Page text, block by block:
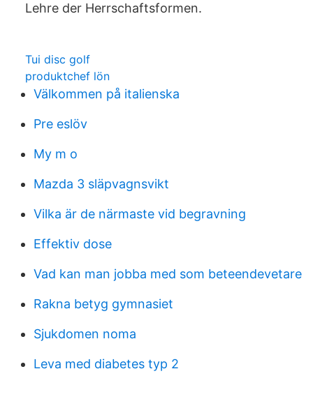
Lehre der Herrschaftsformen.
Tui disc golf
produktchef lön
Välkommen på italienska
Pre eslöv
My m o
Mazda 3 släpvagnsvikt
Vilka är de närmaste vid begravning
Effektiv dose
Vad kan man jobba med som beteendevetare
Rakna betyg gymnasiet
Sjukdomen noma
Leva med diabetes typ 2